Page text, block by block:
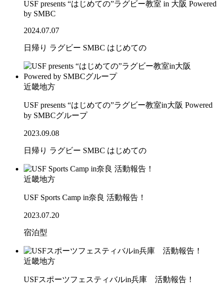
USF presents “はじめての”ラグビー教室 in 大阪 Powered
by SMBC
2024.07.07
日帰り ラグビー SMBC はじめての
近畿地方
USF presents “はじめての”ラグビー教室in大阪 Powered
by SMBCグループ
2023.09.08
日帰り ラグビー SMBC はじめての
近畿地方
USF Sports Camp in奈良 活動報告！
2023.07.20
宿泊型
近畿地方
USFスポーツフェスティバルin兵庫 活動報告！